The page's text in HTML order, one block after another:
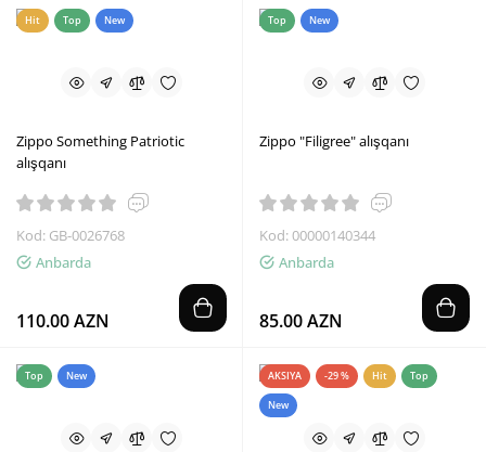
Hit Top New
Zippo Something Patriotic
alışqanı
Kod: GB-0026768
Anbarda
110.00 AZN
Top New
Zippo "Filigree" alışqanı
Kod: 00000140344
Anbarda
85.00 AZN
Top New AKSIYA -29 % Hit Top
New